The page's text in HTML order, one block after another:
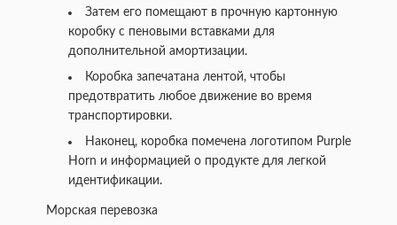
Затем его помещают в прочную картонную
коробку с пеновыми вставками для
дополнительной амортизации.
Коробка запечатана лентой, чтобы
предотвратить любое движение во время
транспортировки.
Наконец, коробка помечена логотипом Purple
Horn и информацией о продукте для легкой
идентификации.
Морская перевозка